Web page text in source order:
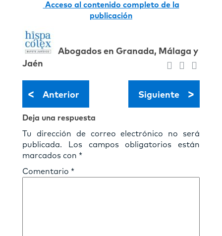
Acceso al contenido completo de la
publicación
Abogados en Granada, Málaga y
Jaén
< Anterior Siguiente >
Deja una respuesta
Tu dirección de correo electrónico no será
publicada.
Los campos obligatorios están
marcados con *
Comentario *